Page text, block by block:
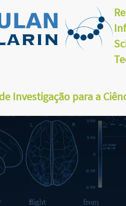
Investigação para a